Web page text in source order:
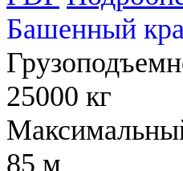
Башенный
25000 кг
85 м